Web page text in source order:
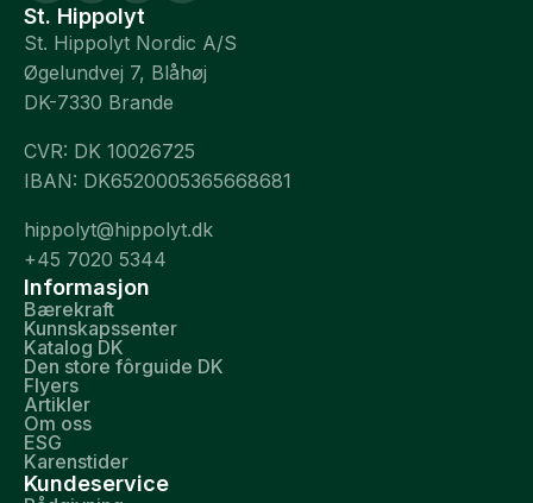
St. Hippolyt
St. Hippolyt Nordic A/S
Øgelundvej 7, Blåhøj
DK-7330 Brande
CVR: DK 10026725
IBAN: DK6520005365668681
hippolyt@hippolyt.dk
+45 7020 5344
Informasjon
Bærekraft
Kunnskapssenter
Katalog DK
Den store fôrguide DK
Flyers
Artikler
Om oss
ESG
Karenstider
Kundeservice